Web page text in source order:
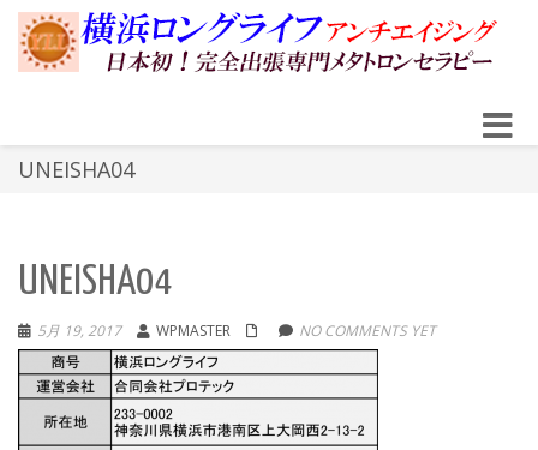
Toggle
UNEISHA04
UNEISHA04
5月 19, 2017 WPMASTER NO COMMENTS YET